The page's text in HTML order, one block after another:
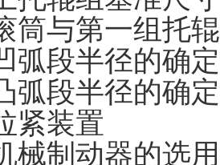
筒与第一组托
弧段半径的确定
弧段半径的确定
紧装置
械制动器的选用